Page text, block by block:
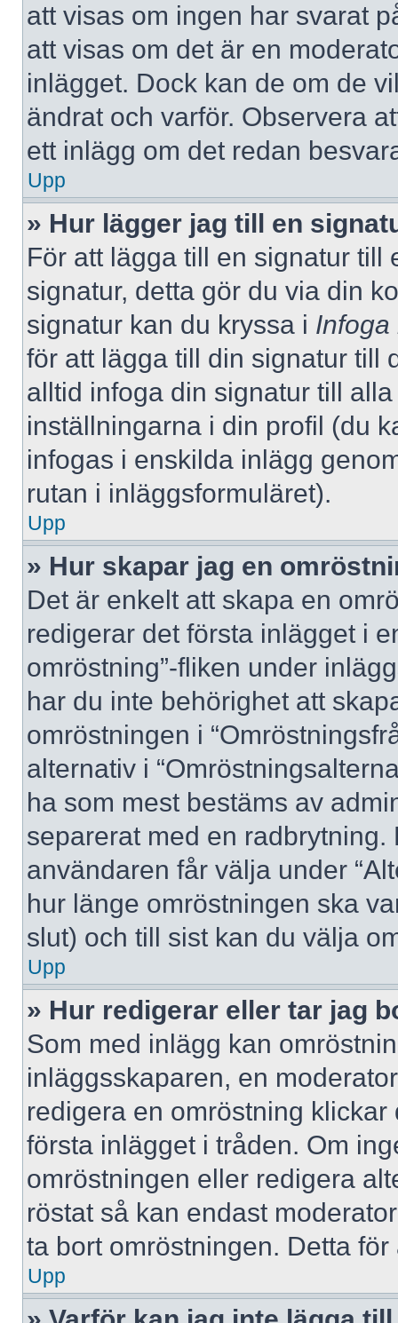
att visas om ingen har svarat
att visas om det är en
inlägget. Dock kan de om de
ändrat och varför. Observera
ett inlägg om det redan
Upp
» Hur lägger jag till en
För att lägga till en signatur till
signatur, detta gör du via din
signatur kan du kryssa i Infoga
för att lägga till din signatur till
alltid infoga din signatur till
inställningarna i din profil (du
infogas i enskilda inlägg
rutan i inläggsformuläret).
Upp
» Hur skapar jag en
Det är enkelt att skapa en
redigerar det första inlägget i
omröstning”-fliken under
har du inte behörighet att
omröstningen i
alternativ i
ha som mest bestäms av
separerat med en
användaren får välja under
hur länge omröstningen ska
slut) och till sist kan du välja
Upp
» Hur redigerar eller tar jag
Som med inlägg kan
inläggsskaparen, en
redigera en omröstning
första inlägget i tråden. Om
omröstningen eller redigera
röstat så kan endast
ta bort omröstningen. Detta
Upp